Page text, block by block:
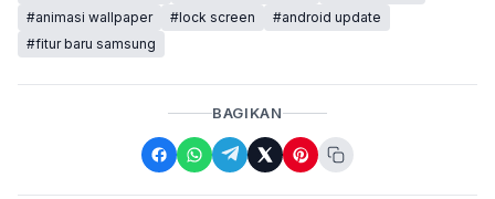
#animasi wallpaper
#lock screen
#android update
#fitur baru samsung
BAGIKAN